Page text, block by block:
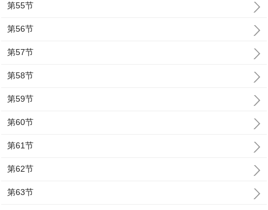
第55节
第56节
第57节
第58节
第59节
第60节
第61节
第62节
第63节